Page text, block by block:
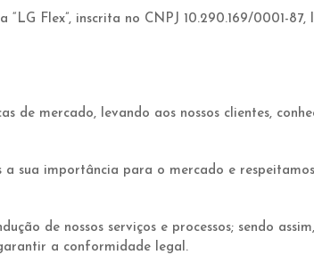
Flex”, inscrita no CNPJ 10.290.169/0001-
mercado, levando aos nossos clientes,
sua importância para o mercado e
de nossos serviços e processos; sendo
a conformidade legal.